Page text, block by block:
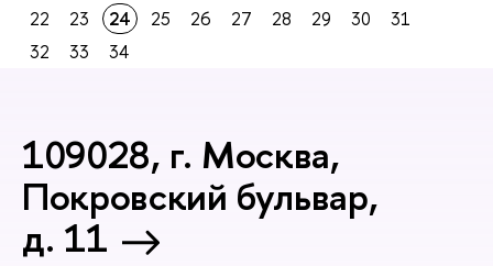
22
23 24 25 26 27 28 29 30
31
32
33 34
109028, г. Москва,
Покровский бульвар,
д. 11